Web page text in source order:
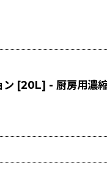
[20L] - 厨房用濃